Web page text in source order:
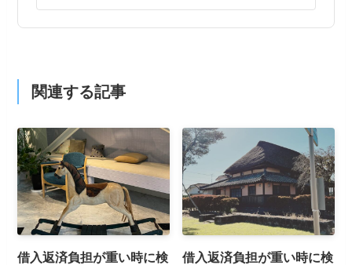
関連する記事
借入返済負担が重い時に検
借入返済負担が重い時に検